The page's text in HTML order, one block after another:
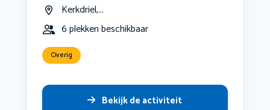
Kerkdriel,...
6 plekken beschikbaar
Overig
Bekijk de activiteit